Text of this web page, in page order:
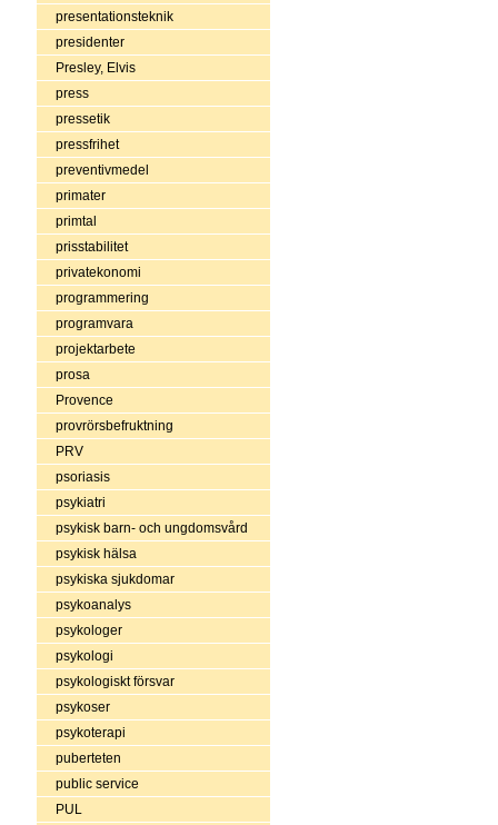
presentationsteknik
presidenter
Presley, Elvis
press
pressetik
pressfrihet
preventivmedel
primater
primtal
prisstabilitet
privatekonomi
programmering
programvara
projektarbete
prosa
Provence
provrörsbefruktning
PRV
psoriasis
psykiatri
psykisk barn- och ungdomsvård
psykisk hälsa
psykiska sjukdomar
psykoanalys
psykologer
psykologi
psykologiskt försvar
psykoser
psykoterapi
puberteten
public service
PUL